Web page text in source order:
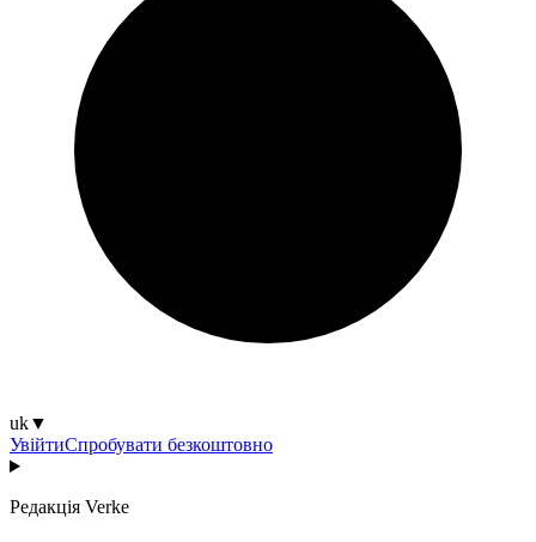
uk▼
УвійтиСпробувати безкоштовно
Редакція Verke